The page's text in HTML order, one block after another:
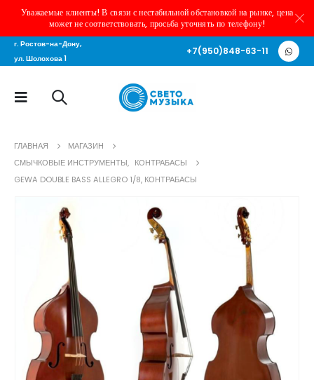
Уважаемые клиенты! В связи с нестабильной обстановкой на рынке, цена
может не соответствовать, просьба уточнять по телефону!
г. Ростов-на-Дону,
ул. Шолохова 1
+7(950)848-63-11
ГЛАВНАЯ
МАГАЗИН
СМЫЧКОВЫЕ ИНСТРУМЕНТЫ, КОНТРАБАСЫ
GEWA DOUBLE BASS ALLEGRO 1/8, КОНТРАБАСЫ